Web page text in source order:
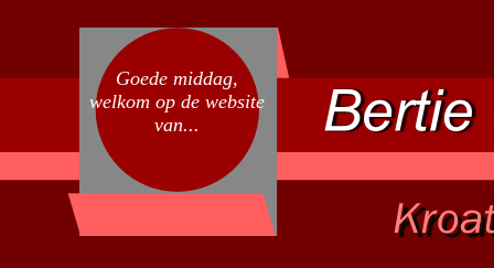
Goede middag,
welkom op de website
van...